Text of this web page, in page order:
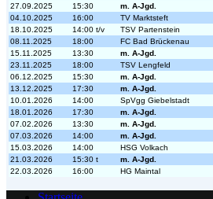
27.09.2025
15:30 m. A-Jgd.
04.10.2025
16:00 TV Marktsteft
18.10.2025
14:00 t/v TSV Partenstein
08.11.2025
18:00 FC Bad Brückenau
15.11.2025
13:30 m. A-Jgd.
23.11.2025
18:00 TSV Lengfeld
06.12.2025
15:30 m. A-Jgd.
13.12.2025
17:30 m. A-Jgd.
10.01.2026
14:00 SpVgg Giebelstadt
18.01.2026
17:30 m. A-Jgd.
07.02.2026
13:30 m. A-Jgd.
07.03.2026
14:00 m. A-Jgd.
15.03.2026
14:00 HSG Volkach
21.03.2026
15:30 t m. A-Jgd.
22.03.2026
16:00 HG Maintal